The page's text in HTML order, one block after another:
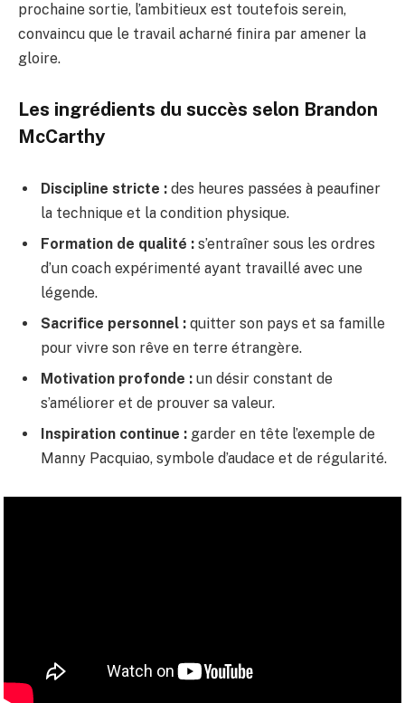
prochaine sortie, l’ambitieux est toutefois serein,
convaincu que le travail acharné finira par amener la
gloire.
Les ingrédients du succès selon Brandon
McCarthy
Discipline stricte : des heures passées à peaufiner
la technique et la condition physique.
Formation de qualité : s’entraîner sous les ordres
d’un coach expérimenté ayant travaillé avec une
légende.
Sacrifice personnel : quitter son pays et sa famille
pour vivre son rêve en terre étrangère.
Motivation profonde : un désir constant de
s’améliorer et de prouver sa valeur.
Inspiration continue : garder en tête l’exemple de
Manny Pacquiao, symbole d’audace et de régularité.